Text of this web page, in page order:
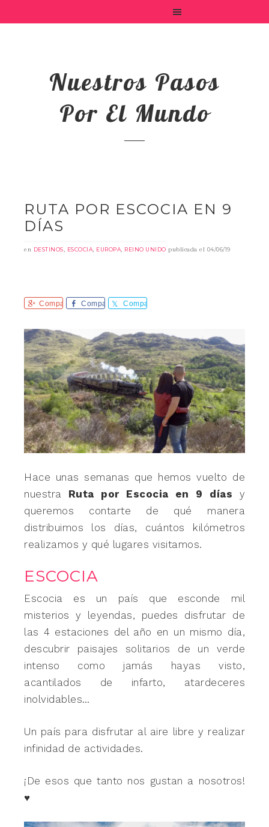
Nuestros Pasos
Por El Mundo
RUTA POR ESCOCIA EN 9
DÍAS
en DESTINOS, ESCOCIA, EUROPA, REINO UNIDO publicada el 04/06/19
Comparte Comparte Comparte
Hace unas semanas que hemos vuelto de
nuestra Ruta por Escocia en 9 días y
queremos contarte de qué manera
distribuimos los días, cuántos kilómetros
realizamos y qué lugares visitamos.
ESCOCIA
Escocia es un país que esconde mil
misterios y leyendas, puedes disfrutar de
las 4 estaciones del año en un mismo día,
descubrir paisajes solitarios de un verde
intenso como jamás hayas visto,
acantilados de infarto, atardeceres
inolvidables…
Un país para disfrutar al aire libre y realizar
infinidad de actividades.
¡De esos que tanto nos gustan a nosotros!
♥